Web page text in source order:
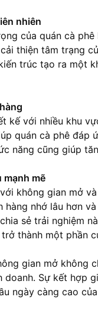
nhiên
của quán cà phê
thiện tâm trạng
trúc tạo ra một
kế với nhiều khu
quán cà phê đáp
năng cũng giúp
mạnh mẽ
không gian mở
nhớ lâu hơn
sẻ trải nghiệm
thành một phần
gian mở không
doanh. Sự kết hợp
ngày càng cao